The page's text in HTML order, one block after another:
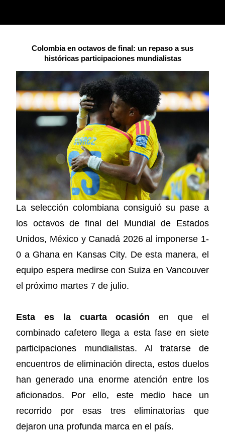
Colombia en octavos de final: un repaso a sus
históricas participaciones mundialistas
La selección colombiana consiguió su pase a
los octavos de final del Mundial de Estados
Unidos, México y Canadá 2026 al imponerse 1-
0 a Ghana en Kansas City. De esta manera, el
equipo espera medirse con Suiza en Vancouver
el próximo martes 7 de julio.
Esta es la cuarta ocasión en que el
combinado cafetero llega a esta fase en siete
participaciones mundialistas. Al tratarse de
encuentros de eliminación directa, estos duelos
han generado una enorme atención entre los
aficionados. Por ello, este medio hace un
recorrido por esas tres eliminatorias que
dejaron una profunda marca en el país.